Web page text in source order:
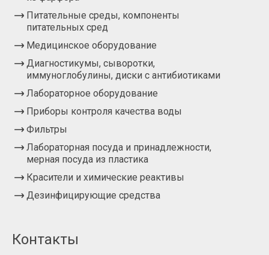
Питательные среды, компоненты
питательных сред
Медицинское оборудование
Диагностикумы, сыворотки,
иммуноглобулины, диски с антибиотиками
Лабораторное оборудование
Приборы контроля качества воды
Фильтры
Лабораторная посуда и принадлежности,
мерная посуда из пластика
Красители и химические реактивы
Дезинфицирующие средства
Контакты